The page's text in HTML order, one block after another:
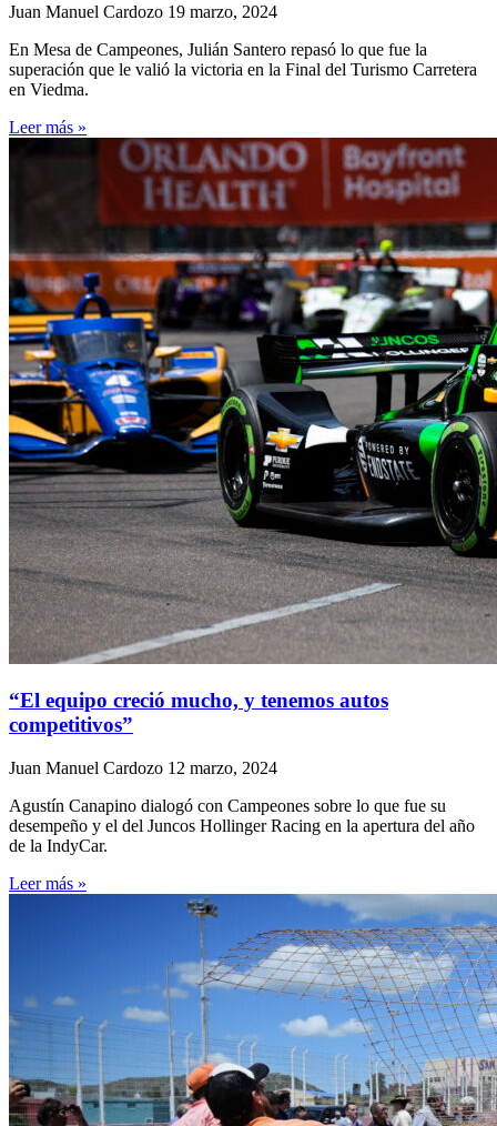
Juan Manuel Cardozo 19 marzo, 2024
En Mesa de Campeones, Julián Santero repasó lo que fue la
superación que le valió la victoria en la Final del Turismo Carretera
en Viedma.
Leer más »
“El equipo creció mucho, y tenemos autos
competitivos”
Juan Manuel Cardozo 12 marzo, 2024
Agustín Canapino dialogó con Campeones sobre lo que fue su
desempeño y el del Juncos Hollinger Racing en la apertura del año
de la IndyCar.
Leer más »